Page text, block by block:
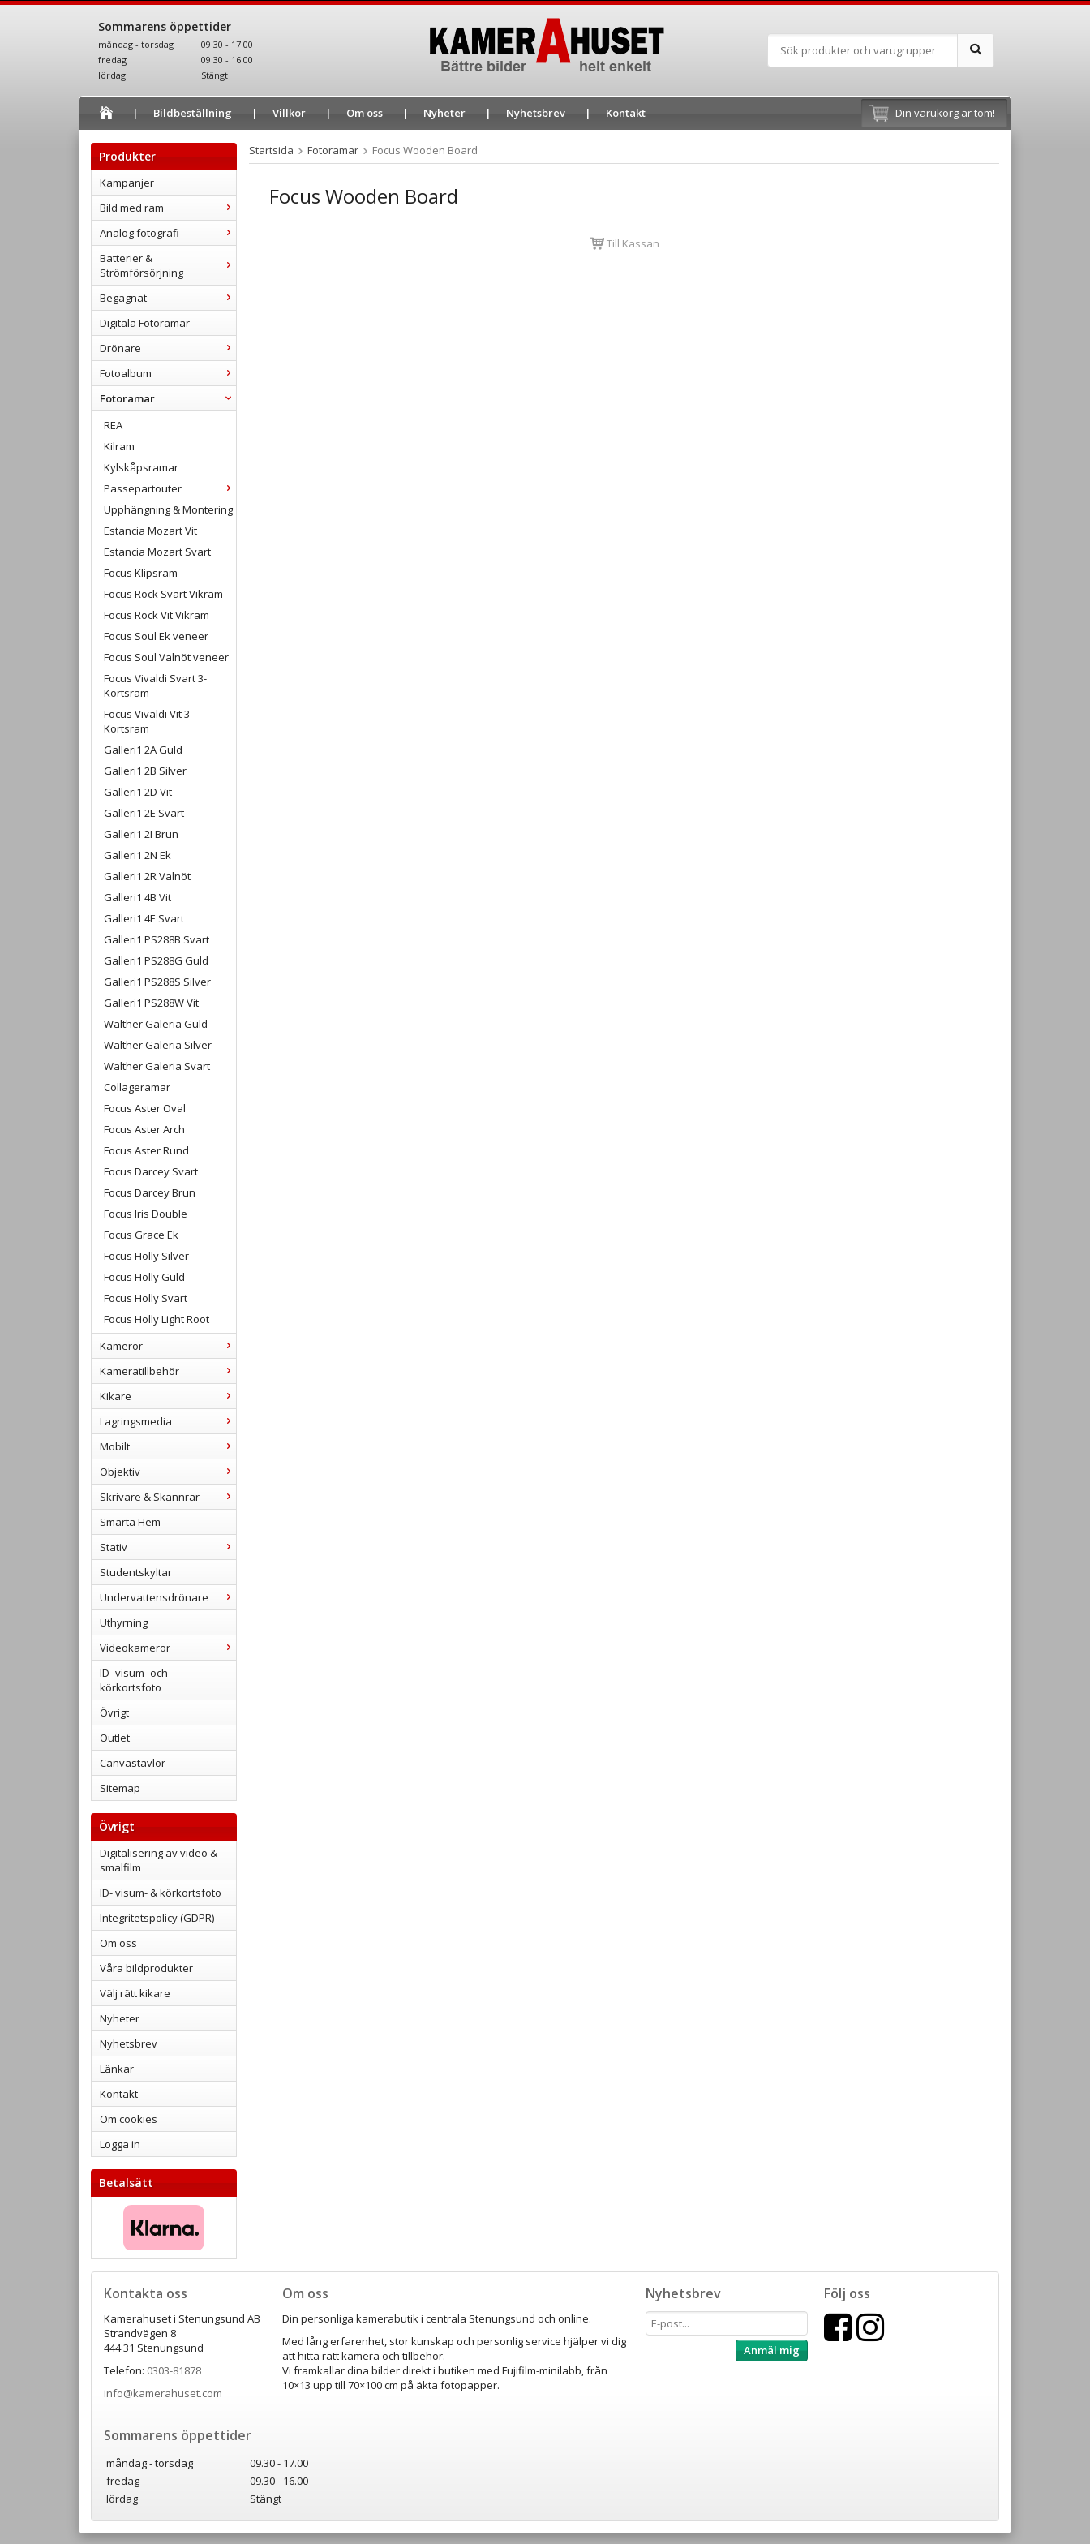
Sommarens öppettider
måndag - torsdag
09.30 - 17.00
fredag
09.30 - 16.00
lördag
Stängt
Bildbeställning Villkor Om oss Nyheter Nyhetsbrev Kontakt Din varukorg är tom!
Produkter
Kampanjer
Bild med ram
Analog fotografi
Batterier &
Strömförsörjning
Begagnat
Digitala Fotoramar
Drönare
Fotoalbum
Fotoramar
REA
Kilram
Kylskåpsramar
Passepartouter
Upphängning & Montering
Estancia Mozart Vit
Estancia Mozart Svart
Focus Klipsram
Focus Rock Svart Vikram
Focus Rock Vit Vikram
Focus Soul Ek veneer
Focus Soul Valnöt veneer
Focus Vivaldi Svart 3-
Kortsram
Focus Vivaldi Vit 3-
Kortsram
Galleri1 2A Guld
Galleri1 2B Silver
Galleri1 2D Vit
Galleri1 2E Svart
Galleri1 2I Brun
Galleri1 2N Ek
Galleri1 2R Valnöt
Galleri1 4B Vit
Galleri1 4E Svart
Galleri1 PS288B Svart
Galleri1 PS288G Guld
Galleri1 PS288S Silver
Galleri1 PS288W Vit
Walther Galeria Guld
Walther Galeria Silver
Walther Galeria Svart
Collageramar
Focus Aster Oval
Focus Aster Arch
Focus Aster Rund
Focus Darcey Svart
Focus Darcey Brun
Focus Iris Double
Focus Grace Ek
Focus Holly Silver
Focus Holly Guld
Focus Holly Svart
Focus Holly Light Root
Kameror
Kameratillbehör
Kikare
Lagringsmedia
Mobilt
Objektiv
Skrivare & Skannrar
Smarta Hem
Stativ
Studentskyltar
Undervattensdrönare
Uthyrning
Videokameror
ID- visum- och
körkortsfoto
Övrigt
Outlet
Canvastavlor
Sitemap
Övrigt
Digitalisering av video &
smalfilm
ID- visum- & körkortsfoto
Integritetspolicy (GDPR)
Om oss
Våra bildprodukter
Välj rätt kikare
Nyheter
Nyhetsbrev
Länkar
Kontakt
Om cookies
Logga in
Betalsätt
Startsida Fotoramar Focus Wooden Board
Focus Wooden Board
Till Kassan
Kontakta oss
Kamerahuset i Stenungsund AB
Strandvägen 8
444 31 Stenungsund
Telefon: 0303-81878
info@kamerahuset.com
Sommarens öppettider
måndag - torsdag
09.30 - 17.00
fredag
09.30 - 16.00
lördag
Stängt
Följ oss
Nyhetsbrev
Anmäl mig
Om oss
Din personliga kamerabutik i centrala Stenungsund och online.
Med lång erfarenhet, stor kunskap och personlig service hjälper vi dig
att hitta rätt kamera och tillbehör.
Vi framkallar dina bilder direkt i butiken med Fujifilm-minilabb, från
10×13 upp till 70×100 cm på äkta fotopapper.